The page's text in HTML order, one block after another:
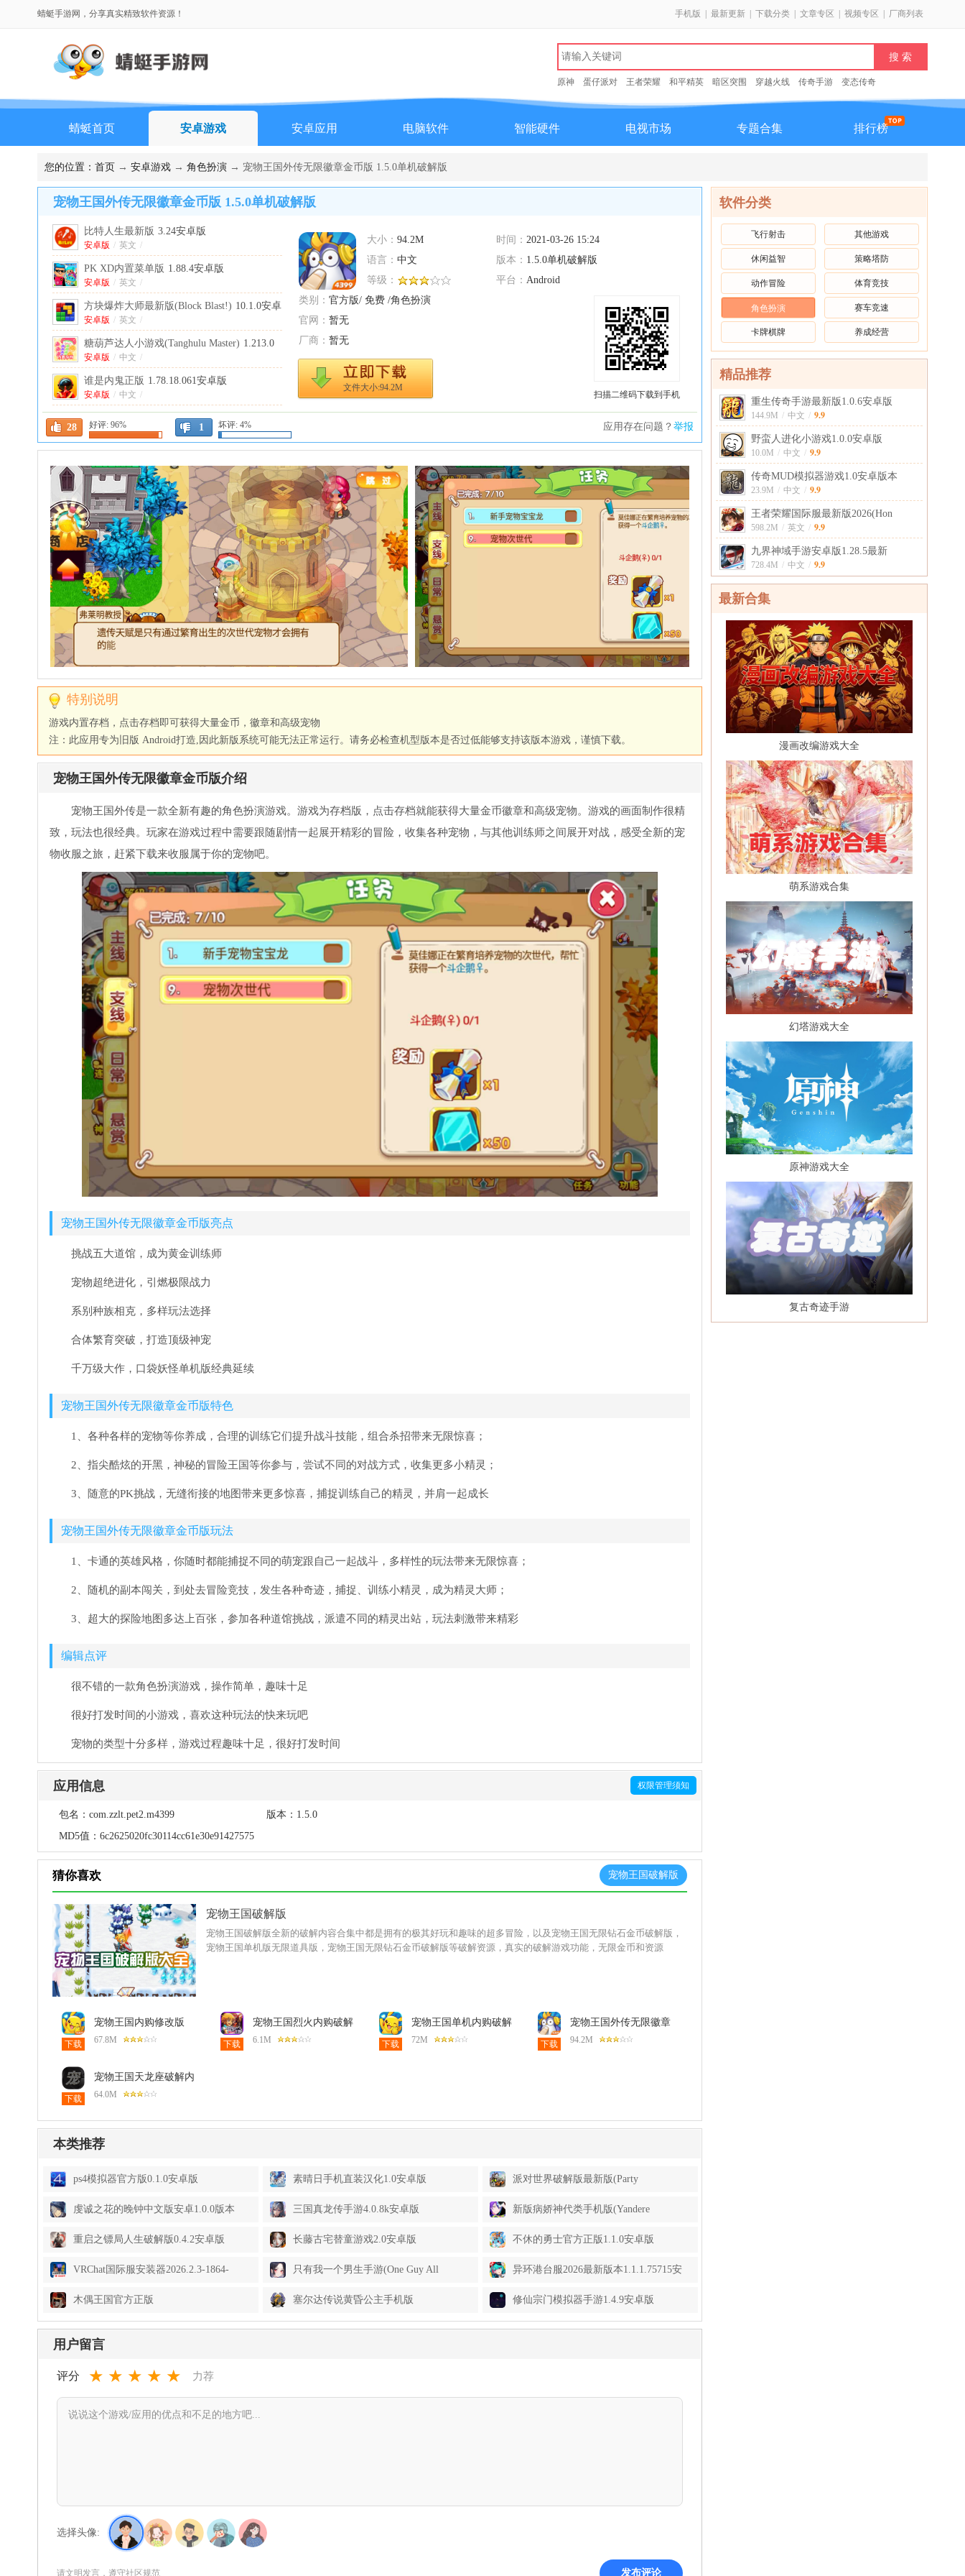
蜻蜓手游网，分享真实精致软件资源！ 手机版 最新更新 下载分类 文章专区 视频专区 厂商列表
原神 蛋仔派对 王者荣耀 和平精英 暗区突围 穿越火线 传奇手游 变态传奇
蜻蜓首页 安卓游戏 安卓应用 电脑软件 智能硬件 电视市场 专题合集 排行榜
您的位置： 首页 → 安卓游戏 → 角色扮演 → 宠物王国外传无限徽章金币版 1.5.0单机破解版
宠物王国外传无限徽章金币版 1.5.0单机破解版
大小： 94.2M 时间： 2021-03-26 15:24
语言： 中文 版本： 1.5.0单机破解版
等级：
平台： Android
类别： 官方版/ 免费 /角色扮演
官网： 暂无
厂商： 暂无
文件大小:94.2M
28 好评: 96% 1 坏评: 4% 应用存在问题？ 举报
比特人生最新版 3.24安卓版
安卓版 / 英文 /
PK XD内置菜单版 1.88.4安卓版
安卓版 / 英文 /
方块爆炸大师最新版(Block Blast!) 10.1.0安卓
版
安卓版 / 英文 /
糖葫芦达人小游戏(Tanghulu Master) 1.213.0
安卓版
安卓版 / 中文 /
谁是内鬼正版 1.78.18.061安卓版
安卓版 / 中文 /
萌宅物语国际服无限爱心版(Adorable
Home) 2.18.7安卓版
安卓版 / 中文 /
安卓版 / 中文 /
火柴人战争遗产3最新版本 2026.5.4823安卓
版
安卓版 / 英文 /
印度巴士大师模拟器最新版 2026.0.22安卓
版
安卓版 / 英文 /
我是航海家手游 1.6.0最新版
中文 /
扫描二维码下载到手机
游戏内置存档，点击存档即可获得大量金币，徽章和高级宠物
注：此应用专为旧版 Android打造,因此新版系统可能无法正常运行。请务必检查机型版本是否过低能够支持该版本游戏，谨慎下载。
特别说明
宠物王国外传无限徽章金币版介绍
宠物王国外传是一款全新有趣的角色扮演游戏。游戏为存档版，点击存档就能获得大量金币徽章和高级宠物。游戏的画面制作很精
致，玩法也很经典。玩家在游戏过程中需要跟随剧情一起展开精彩的冒险，收集各种宠物，与其他训练师之间展开对战，感受全新的宠
物收服之旅，赶紧下载来收服属于你的宠物吧。
宠物王国外传无限徽章金币版亮点
挑战五大道馆，成为黄金训练师
宠物超绝进化，引燃极限战力
系别种族相克，多样玩法选择
合体繁育突破，打造顶级神宠
千万级大作，口袋妖怪单机版经典延续
宠物王国外传无限徽章金币版特色
1、各种各样的宠物等你养成，合理的训练它们提升战斗技能，组合杀招带来无限惊喜；
2、指尖酷炫的开黑，神秘的冒险王国等你参与，尝试不同的对战方式，收集更多小精灵；
3、随意的PK挑战，无缝衔接的地图带来更多惊喜，捕捉训练自己的精灵，并肩一起成长
宠物王国外传无限徽章金币版玩法
1、卡通的英雄风格，你随时都能捕捉不同的萌宠跟自己一起战斗，多样性的玩法带来无限惊喜；
2、随机的副本闯关，到处去冒险竞技，发生各种奇迹，捕捉、训练小精灵，成为精灵大师；
3、超大的探险地图多达上百张，参加各种道馆挑战，派遣不同的精灵出站，玩法刺激带来精彩
编辑点评
很不错的一款角色扮演游戏，操作简单，趣味十足
很好打发时间的小游戏，喜欢这种玩法的快来玩吧
宠物的类型十分多样，游戏过程趣味十足，很好打发时间
应用信息 权限管理须知
包名： com.zzlt.pet2.m4399 版本： 1.5.0
MD5值： 6c2625020fc30114cc61e30e91427575
猜你喜欢 宠物王国破解版
宠物王国破解版
宠物王国破解版全新的破解内容合集中都是拥有的极其好玩和趣味的超多冒险，以及宠物王国无限钻石金币破解版，
宠物王国单机版无限道具版，宠物王国无限钻石金币破解版等破解资源，真实的破解游戏功能，无限金币和资源
下载
宠物王国内购修改版
67.8M 下载
宠物王国烈火内购破解
6.1M 下载
宠物王国单机内购破解
72M 下载
宠物王国外传无限徽章
94.2M
下载
宠物王国天龙座破解内
新版
64.0M
本类推荐
ps4模拟器官方版0.1.0安卓版 素晴日手机直装汉化1.0安卓版 派对世界破解版最新版(Party
Craft)1.8.31安卓版
虔诚之花的晚钟中文版安卓1.0.0版本 三国真龙传手游4.0.8k安卓版 新版病娇神代类手机版(Yandere
pjSEKAI boys)1.0.1安卓版
重启之镖局人生破解版0.4.2安卓版 长藤古宅替童游戏2.0安卓版 不休的勇士官方正版1.1.0安卓版
VRChat国际服安装器2026.2.3-1864-
ed3bfd8cd7-Release手机版
只有我一个男生手游(One Guy All
Girls)1.0.27132安卓版
异环港台服2026最新版本1.1.1.75715安
卓版
木偶王国官方正版 塞尔达传说黄昏公主手机版 修仙宗门模拟器手游1.4.9安卓版
用户留言
评分 ★ ★ ★ ★ ★ 力荐
选择头像:
请文明发言，遵守社区规范 发布评论
软件分类
飞行射击 其他游戏
休闲益智 策略塔防
动作冒险 体育竞技
角色扮演 赛车竞速
卡牌棋牌 养成经营
精品推荐
重生传奇手游最新版1.0.6安卓版
144.9M / 中文 / 9.9
野蛮人进化小游戏1.0.0安卓版
10.0M / 中文 / 9.9
传奇MUD模拟器游戏1.0安卓版本
23.9M / 中文 / 9.9
王者荣耀国际服最新版2026(Hon
598.2M / 英文 / 9.9
九界神域手游安卓版1.28.5最新
728.4M / 中文 / 9.9
最新合集
漫画改编游戏大全
萌系游戏合集
幻塔游戏大全
原神游戏大全
复古奇迹手游